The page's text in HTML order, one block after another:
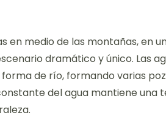
en medio de las montañas, en
dramático y único. Las
de río, formando varias
del agua mantiene una